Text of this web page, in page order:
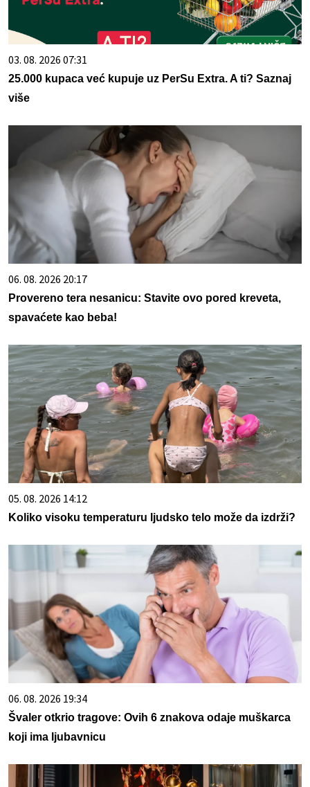
03. 08. 2026 07:31
25.000 kupaca već kupuje uz PerSu Extra. A ti? Saznaj
više
06. 08. 2026 20:17
Provereno tera nesanicu: Stavite ovo pored kreveta,
spavaćete kao beba!
05. 08. 2026 14:12
Koliko visoku temperaturu ljudsko telo može da izdrži?
06. 08. 2026 19:34
Švaler otkrio tragove: Ovih 6 znakova odaje muškarca
koji ima ljubavnicu